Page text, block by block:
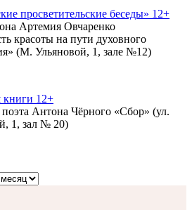
просветительские беседы» 12+
Артемия Овчаренко
красоты на пути духовного
(М. Ульяновой, 1, зале №12)
книги 12+
Антона Чёрного «Сбор» (ул.
1, зал № 20)